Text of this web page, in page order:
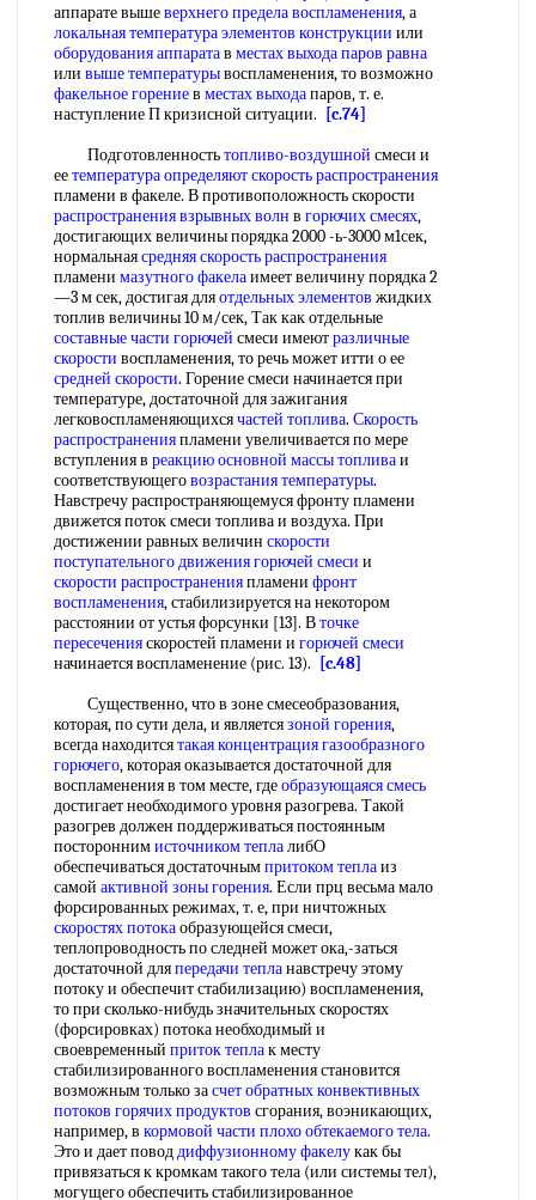
аппарате вышеверхнего предела воспламенения, а
локальная температураэлементов конструкции или
оборудования аппаратав местах выходапаров равна
или выше температурывоспламенения, то возможно
факельное горениев местах выходапаров, т. е.
наступление П кризисной ситуации.
[c.74]
Подготовленностьтопливо-воздушной смеси и
еетемпература определяютскорость распространения
пламени в факеле. В противоположность скорости
распространения взрывных волн в горючих смесях,
достигающих величины порядка 2000 -ь-3000 м1сек,
нормальнаясредняя скорость распространения
пламени мазутного факелаимеет величину порядка 2
—3 м сек, достигая дляотдельных элементов жидких
топлив величины 10 м/сек, Так как отдельные
составные части горючей смеси имеютразличные
скорости воспламенения, то речь может итти о ее
средней скорости. Горение смеси начинается при
температуре, достаточной для зажигания
легковоспламеняющихсячастей топлива. Скорость
распространенияпламени увеличивается по мере
вступления в реакцию основной массы топливаи
соответствующеговозрастания температуры.
Навстречу распространяющемуся фронту пламени
движется поток смеси топлива и воздуха. При
достижении равных величин скорости
поступательного движениягорючей смеси и
скорости распространенияпламени фронт
воспламенения, стабилизируется на некотором
расстоянии от устья форсунки [13]. Вточке
пересеченияскоростей пламени и горючей смеси
начинается воспламенение (рис. 13).
[c.48]
Существенно, что в зоне смесеобразования,
которая, по сути дела, и являетсязоной горения,
всегда находитсятакая концентрациягазообразного
горючего, которая оказывается достаточной для
воспламенения в том месте, гдеобразующаяся смесь
достигает необходимого уровня разогрева. Такой
разогрев должен поддерживаться постоянным
постороннимисточником теплалибО
обеспечиваться достаточнымпритоком теплаиз
самой активной зоны горения. Если прц весьма мало
форсированных режимах, т. е, при ничтожных
скоростях потокаобразующейся смеси,
теплопроводность по следней может ока,-заться
достаточной дляпередачи тепланавстречу этому
потоку и обеспечит стабилизацию) воспламенения,
то при сколько-нибудь значительных скоростях
(форсировках) потока необходимый и
своевременный приток теплак месту
стабилизированного воспламенения становится
возможным только засчет обратныхконвективных
потоков горячих продуктов сгорания, воэникающих,
например, в кормовой части плохо обтекаемого тела.
Это и дает поводдиффузионному факелукак бы
привязаться к кромкам такого тела (или системы тел),
могущего обеспечить стабилизированное